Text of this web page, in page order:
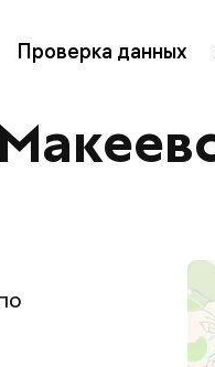
Проверка данных